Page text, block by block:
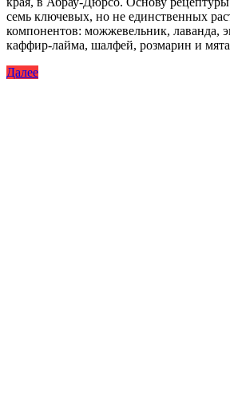
семь ключевых, но не единственных
компонентов: можжевельник, лаванда,
каффир-лайма, шалфей, розмарин и
Далее